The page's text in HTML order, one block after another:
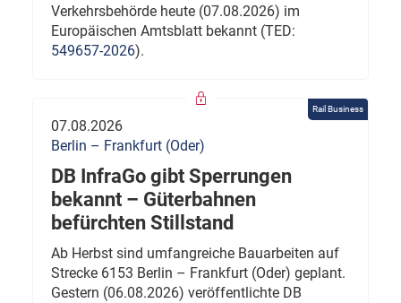
Verkehrsbehörde heute (07.08.2026) im
Europäischen Amtsblatt bekannt (TED:
549657-2026).
Rail Business
07.08.2026
Berlin – Frankfurt (Oder)
DB InfraGo gibt Sperrungen
bekannt – Güterbahnen
befürchten Stillstand
Ab Herbst sind umfangreiche Bauarbeiten auf
Strecke 6153 Berlin – Frankfurt (Oder) geplant.
Gestern (06.08.2026) veröffentlichte DB